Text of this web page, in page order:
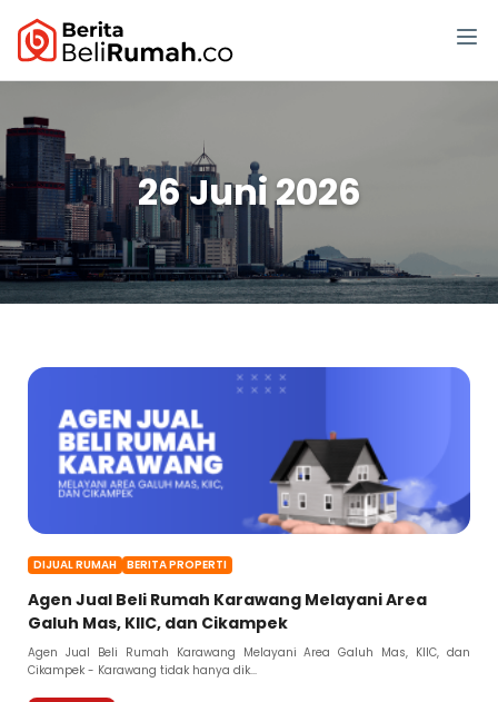
26 Juni 2026
DIJUAL RUMAH BERITA PROPERTI
Agen Jual Beli Rumah Karawang Melayani Area
Galuh Mas, KIIC, dan Cikampek
Agen Jual Beli Rumah Karawang Melayani Area Galuh Mas, KIIC, dan
Cikampek - Karawang tidak hanya dik...